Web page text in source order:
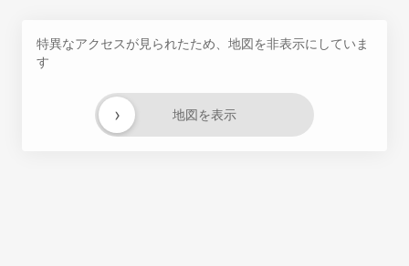
特異なアクセスが見られたため、地図を非表示にしていま
す
地図を表示
›